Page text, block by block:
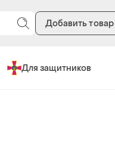
Добавить товар
Для защитников